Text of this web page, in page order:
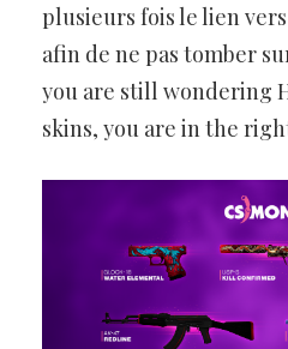
plusieurs fois le lien
afin de ne pas tomber
you are still wondering
skins, you are in the